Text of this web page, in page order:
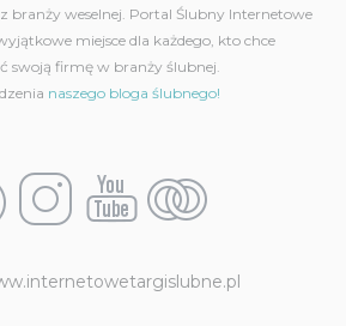
branży weselnej. Portal Ślubny Internetowe
miejsce dla każdego, kto chce
swoją firmę w branży ślubnej.
naszego bloga ślubnego!